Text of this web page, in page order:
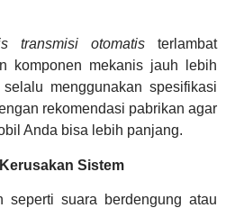
transmisi otomatis terlambat
komponen mekanis jauh lebih
menggunakan spesifikasi
rekomendasi pabrikan agar
Anda bisa lebih panjang.
Sistem
seperti suara berdengung atau